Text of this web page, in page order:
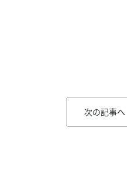
次の記事へ